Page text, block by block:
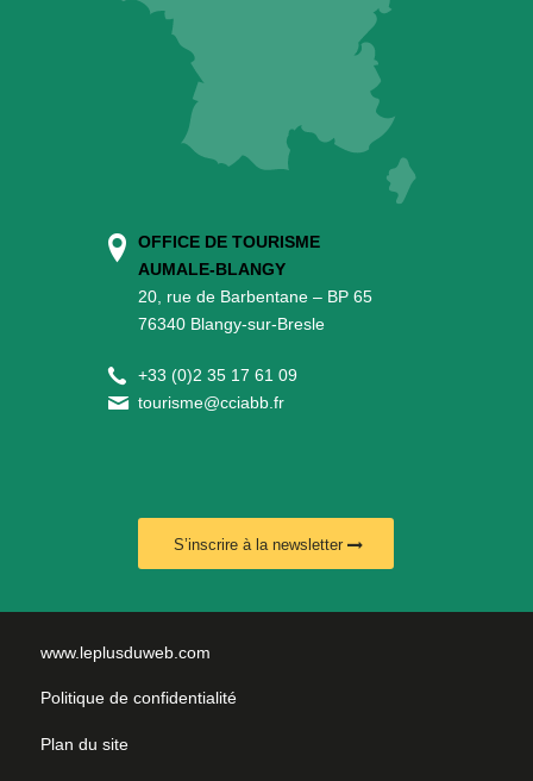
OFFICE DE TOURISME
AUMALE-BLANGY
20, rue de Barbentane – BP 65
76340 Blangy-sur-Bresle
+33 (0)2 35 17 61 09
tourisme@cciabb.fr
S’inscrire à la newsletter
www.leplusduweb.com
Politique de confidentialité
Plan du site